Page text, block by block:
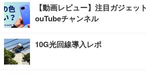
【動画レビュー】注目ガジェッ
ouTubeチャンネル
10G光回線導入レポ